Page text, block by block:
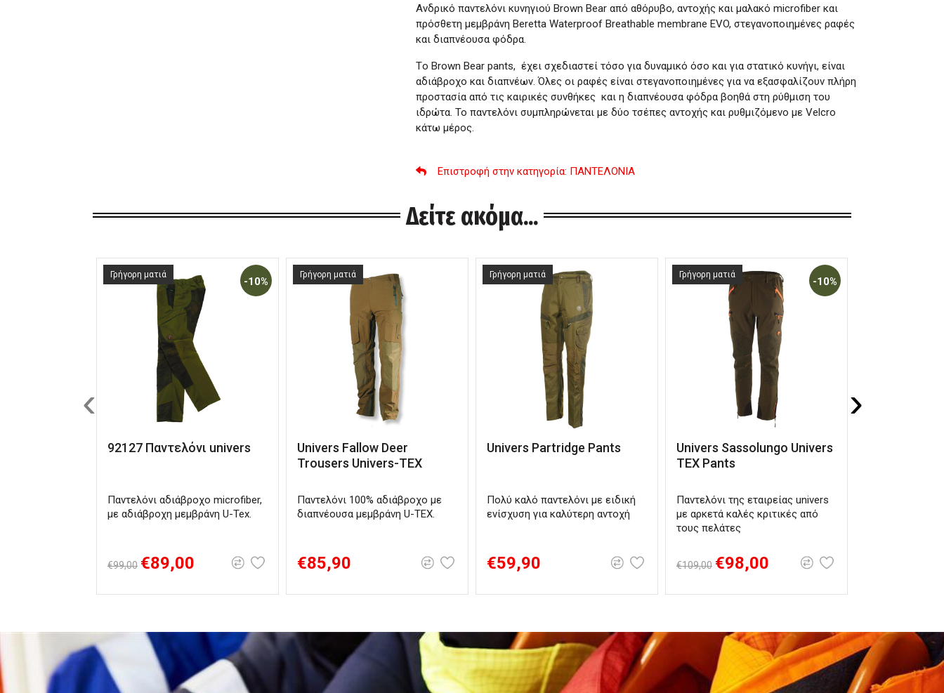
Aνδρικό παντελόνι κυνηγιού Brown Bear από αθόρυβο, αντοχής και μαλακό microfiber και
πρόσθετη μεμβράνη Beretta Waterproof Breathable membrane EVO, στεγανοποιημένες ραφές
και διαπνέουσα φόδρα.
Tο Brown Bear pants, έχει σχεδιαστεί τόσο για δυναμικό όσο και για στατικό κυνήγι, είναι
αδιάβροχο και διαπνέων. Όλες οι ραφές είναι στεγανοποιημένες για να εξασφαλίζουν πλήρη
προστασία από τις καιρικές συνθήκες και η διαπνέουσα φόδρα βοηθά στη ρύθμιση του
ιδρώτα. Το παντελόνι συμπληρώνεται με δύο τσέπες αντοχής και ρυθμιζόμενο με Velcro
κάτω μέρος.
Επιστροφή στην κατηγορία: ΠΑΝΤΕΛΟΝΙΑ
Δείτε ακόμα...
-10%
92127 Παντελόνι univers
Παντελόνι αδιάβροχο microfiber,
με αδιάβροχη μεμβράνη U-Tex.
€99,00 €89,00
Γρήγορη ματιά
Univers Fallow Deer
Trousers Univers-TEX
Παντελόνι 100% αδιάβροχο με
διαπνέουσα μεμβράνη U-TEX.
€85,90
Γρήγορη ματιά
Univers Partridge Pants
Πολύ καλό παντελόνι με ειδική
ενίσχυση για καλύτερη αντοχή
€59,90
Γρήγορη ματιά
-10%
Univers Sassolungo Univers
TEX Pants
Παντελόνι της εταιρείας univers
με αρκετά καλές κριτικές από
τους πελάτες
€109,00 €98,00
Γρήγορη ματιά
‹ ›